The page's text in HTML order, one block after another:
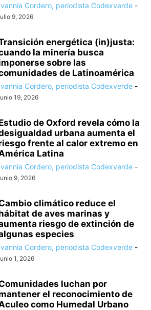
Cordero, periodista Codexverde -
9, 2026
energética (in)justa:
la minería busca
sobre las
de Latinoamérica
Cordero, periodista Codexverde -
19, 2026
de Oxford revela cómo la
urbana aumenta el
frente al calor extremo en
Latina
Cordero, periodista Codexverde -
9, 2026
climático reduce el
de aves marinas y
riesgo de extinción de
especies
Cordero, periodista Codexverde -
1, 2026
luchan por
el reconocimiento de
como Humedal Urbano